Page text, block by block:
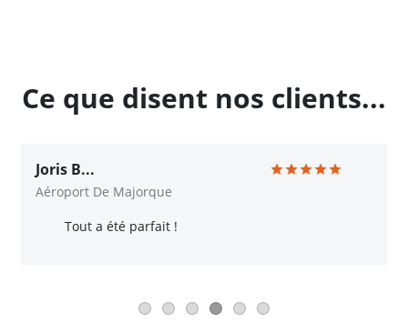
Ce que disent nos clients...
Joris B...
Aéroport De Majorque
Tout a été parfait !